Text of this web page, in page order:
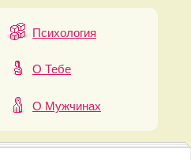
Психология
О Тебе
О Мужчинах